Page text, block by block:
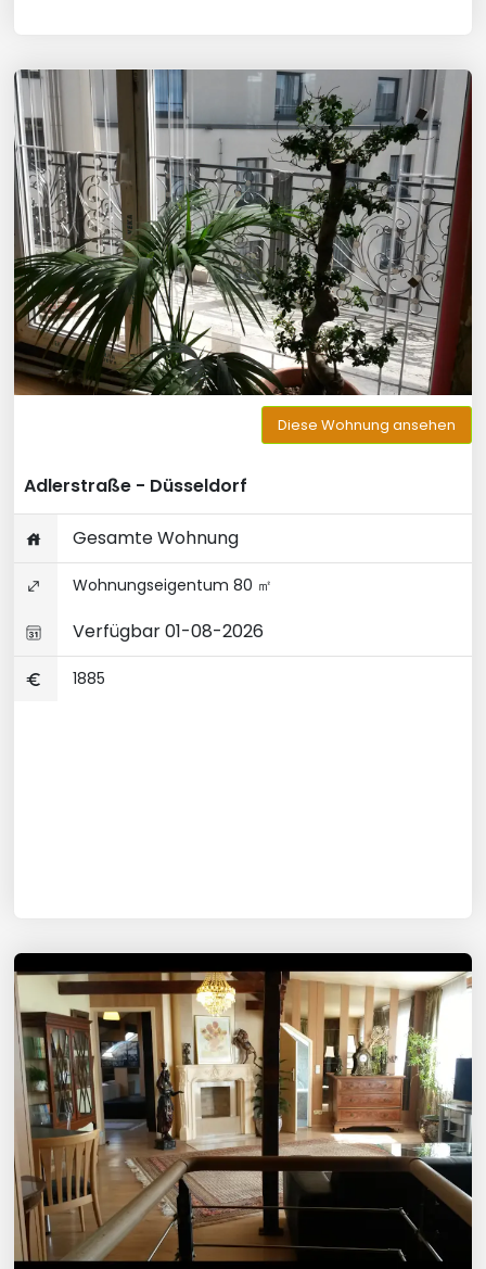
Diese Wohnung ansehen
Adlerstraße - Düsseldorf
Gesamte Wohnung
Wohnungseigentum 80 ㎡
Verfügbar 01-08-2026
1885